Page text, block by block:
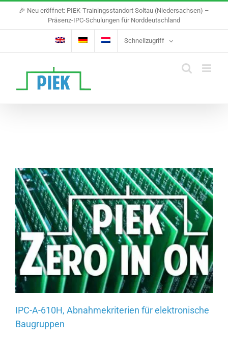
content
🎉 Neu eröffnet: PIEK-Trainingsstandort Soltau (Niedersachsen) –
Präsenz-IPC-Schulungen für Norddeutschland
Schnellzugriff
IPC-A-610H, Abnahmekriterien für elektronische
Baugruppen